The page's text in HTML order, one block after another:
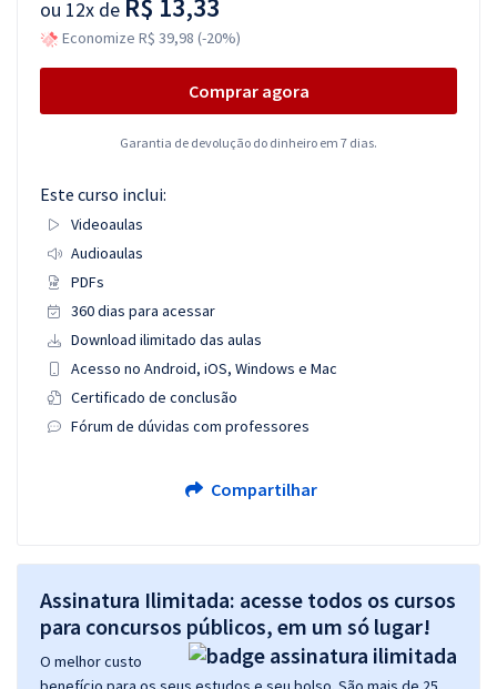
ou 12x de R$ 13,33
Economize R$ 39,98 (-20%)
Comprar agora
Garantia de devolução do dinheiro em 7 dias.
Este curso inclui:
Videoaulas
Audioaulas
PDFs
360 dias para acessar
Download ilimitado das aulas
Acesso no Android, iOS, Windows e Mac
Certificado de conclusão
Fórum de dúvidas com professores
Compartilhar
Assinatura Ilimitada: acesse todos os cursos
para concursos públicos, em um só lugar!
O melhor custo